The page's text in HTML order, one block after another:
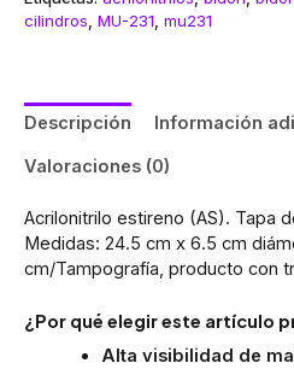
cilindros MU-231 mu231
Descripción
Información
Valoraciones (0)
Acrilonitrilo estireno (AS). Tapa
Medidas: 24.5 cm x 6.5 cm
cm/Tampografía, producto con
¿Por qué elegir este artículo
Alta visibilidad de